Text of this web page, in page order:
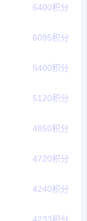
6400积分
6095积分
5400积分
5120积分
4850积分
4720积分
4240积分